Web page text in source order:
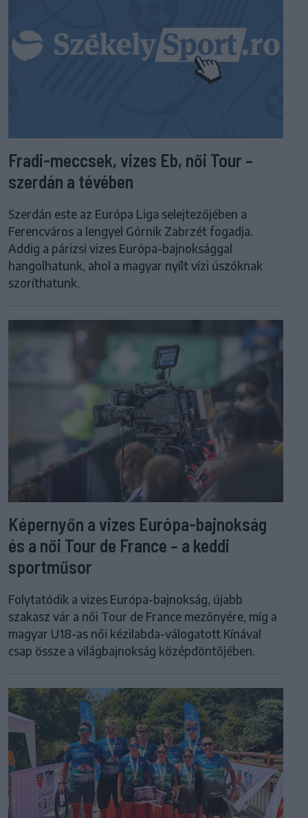
Fradi-meccsek, vizes Eb, női Tour –
szerdán a tévében
Szerdán este az Európa Liga selejtezőjében a
Ferencváros a lengyel Górnik Zabrzét fogadja.
Addig a párizsi vizes Európa-bajnoksággal
hangolhatunk, ahol a magyar nyílt vízi úszóknak
szoríthatunk.
Képernyőn a vizes Európa-bajnokság
és a női Tour de France – a keddi
sportműsor
Folytatódik a vizes Európa-bajnokság, újabb
szakasz vár a női Tour de France mezőnyére, míg a
magyar U18-as női kézilabda-válogatott Kínával
csap össze a világbajnokság középdöntőjében.